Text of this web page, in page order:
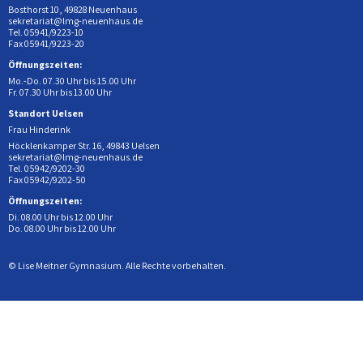
Bosthorst 10, 49828 Neuenhaus
sekretariat@lmg-neuenhaus.de
Tel. 05941/9223-10
Fax 05941/9223-20
Öffnungszeiten:
Mo.-Do. 07.30 Uhr bis 15.00 Uhr
Fr. 07.30 Uhr bis 13.00 Uhr
Standort Uelsen
Frau Hinderink
Höcklenkamper Str. 16, 49843 Uelsen
sekretariat@lmg-neuenhaus.de
Tel. 05942/9202-30
Fax 05942/9202-50
Öffnungszeiten:
Di. 08.00 Uhr bis 12.00 Uhr
Do. 08.00 Uhr bis 12.00 Uhr
© Lise Meitner Gymnasium. Alle Rechte vorbehalten.